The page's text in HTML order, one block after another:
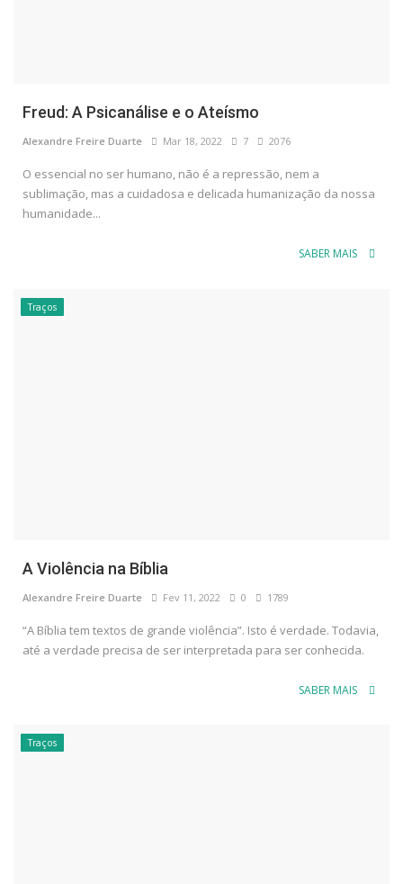
Freud: A Psicanálise e o Ateísmo
Alexandre Freire Duarte Mar 18, 2022 7 2076
O essencial no ser humano, não é a repressão, nem a
sublimação, mas a cuidadosa e delicada humanização da nossa
humanidade...
SABER MAIS
Traços
A Violência na Bíblia
Alexandre Freire Duarte Fev 11, 2022 0 1789
“A Bíblia tem textos de grande violência”. Isto é verdade. Todavia,
até a verdade precisa de ser interpretada para ser conhecida.
SABER MAIS
Traços